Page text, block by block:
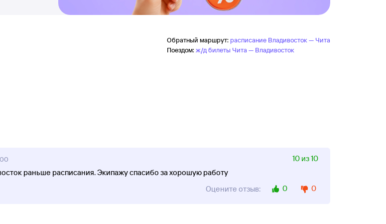
Обратный маршрут: расписание Владивосток — Чита
Поездом:ж/д билеты Чита — Владивосток
10 из 10
раньше расписания. Экипажу спасибо за хорошую работу
Оцените отзыв:
0 0